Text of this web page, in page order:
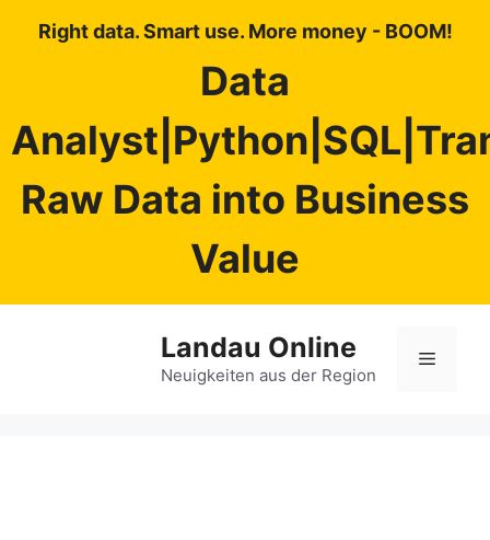
Right data. Smart use. More money - BOOM!
Data
Raw Data into Business
Value
Landau Online
Neuigkeiten aus der Region
Menü